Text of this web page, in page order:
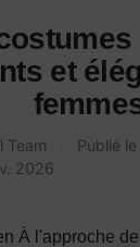
et
Team Publié le
2026
À l'approche